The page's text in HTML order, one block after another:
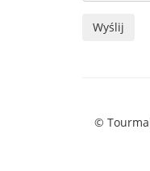
Wyślij
©